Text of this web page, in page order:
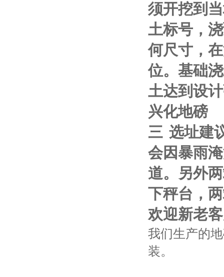
须开挖到
土标号，
何尺寸，
位。基础
土达到设
兴化地磅
三 选址建
会因暴雨
道。另外
下秤台，
欢迎新老
我们生产的
装。